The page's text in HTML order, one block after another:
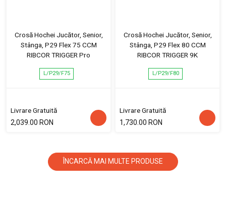
Crosă Hochei Jucător, Senior,
Stânga, P29 Flex 75 CCM
RIBCOR TRIGGER Pro
L/P29/F75
Livrare Gratuită
2,039.00 RON
Crosă Hochei Jucător, Senior,
Stânga, P29 Flex 80 CCM
RIBCOR TRIGGER 9K
L/P29/F80
Livrare Gratuită
1,730.00 RON
ÎNCARCĂ MAI MULTE PRODUSE